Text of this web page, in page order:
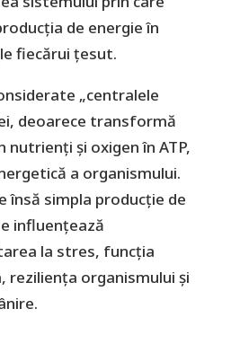
de energie în
fiecărui țesut.
„centralele
deoarece transformă
nutrienți și oxigen în ATP,
a organismului.
însă simpla producție de
influențează
la stres, funcția
reziliența organismului și